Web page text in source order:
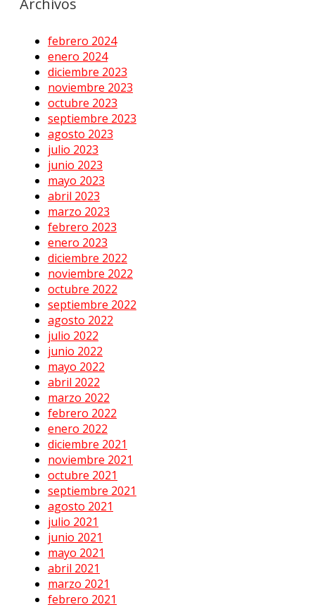
Archivos
febrero 2024
enero 2024
diciembre 2023
noviembre 2023
octubre 2023
septiembre 2023
agosto 2023
julio 2023
junio 2023
mayo 2023
abril 2023
marzo 2023
febrero 2023
enero 2023
diciembre 2022
noviembre 2022
octubre 2022
septiembre 2022
agosto 2022
julio 2022
junio 2022
mayo 2022
abril 2022
marzo 2022
febrero 2022
enero 2022
diciembre 2021
noviembre 2021
octubre 2021
septiembre 2021
agosto 2021
julio 2021
junio 2021
mayo 2021
abril 2021
marzo 2021
febrero 2021